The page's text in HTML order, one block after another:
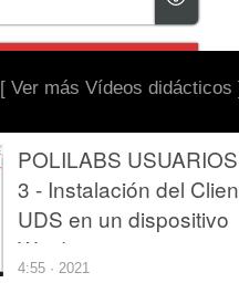
[ Ver más Vídeos didácticos
POLILABS
3 - Instalación del
UDS en un dispositivo
Windows
4:55 · 2021